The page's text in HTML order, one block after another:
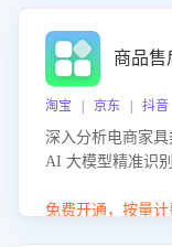
商品售
淘宝 | 京东 | 抖
深入分析电商家
AI 大模型精准识
力商家优化产品或
免费开通，按量计